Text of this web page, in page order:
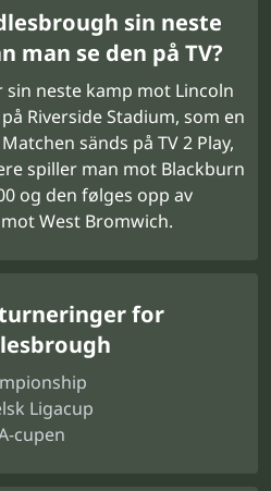
sin neste
man se den på TV?
neste kamp mot Lincoln
Riverside Stadium, som en
sänds på TV 2 Play,
spiller man mot Blackburn
og den følges opp av
West Bromwich.
for
Ligacup
cupen